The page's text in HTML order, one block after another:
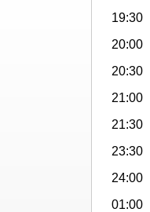
19:30
20:00
20:30
21:00
21:30
23:30
24:00
01:00